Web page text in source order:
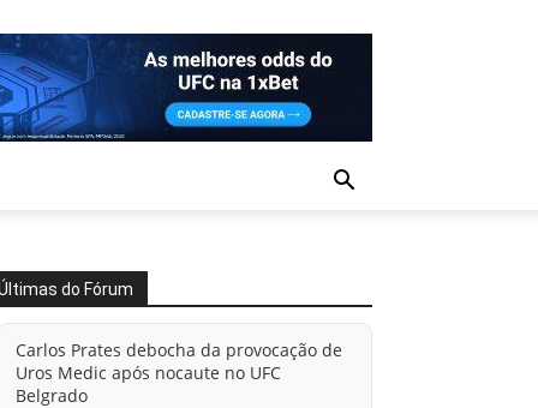
do Fórum
Carlos Prates debocha da provocação de
Uros Medic após nocaute no UFC
Belgrado